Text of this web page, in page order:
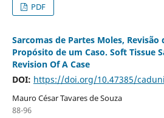
PDF
Sarcomas de Partes Moles,
Propósito de um Caso. Soft Tissue
Revision Of A Case
DOI: https://doi.org/10.47385/
Mauro César Tavares de Souza
88-96